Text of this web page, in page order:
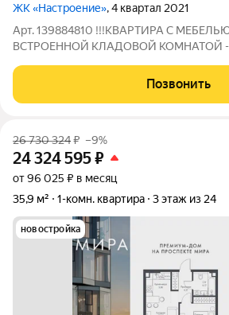
ЖК «Настроение», 4 квартал 2021
Арт. 139884810 !!!КВАРТИРА С
ВСТРОЕННОЙ КЛАДОВОЙ КОМНАТОЙ
1 собственник, быстрый выход на
Сергей! Я рад сообщить, что в продаже
Позвонить
26 730 324₽ –9%
24 324 595₽
от 96 025 ₽ в месяц
35,9 м²
1-комн. квартира 3 этаж из 24
новостройка